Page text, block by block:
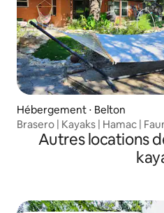
Hébergement ⋅ Belton
Brasero | Kayaks | Hamac |
Autres locations